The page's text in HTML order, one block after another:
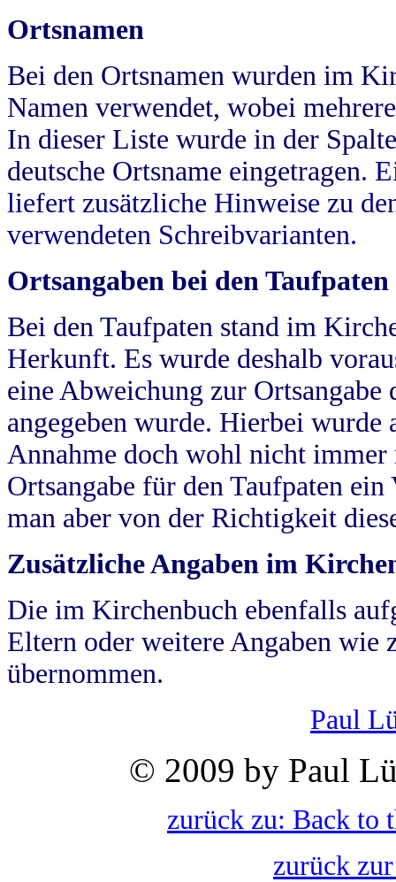
Ortsnamen
Bei den Ortsnamen wurden im
Namen verwendet, wobei
In dieser Liste wurde in der
deutsche Ortsname eingetragen.
liefert zusätzliche Hinweise zu
verwendeten Schreibvarianten.
Ortsangaben bei den Taufpaten
Bei den Taufpaten stand im
Herkunft. Es wurde deshalb
eine Abweichung zur
angegeben wurde. Hierbei wurde
Annahme doch wohl nicht
Ortsangabe für den Taufpaten
man aber von der Richtigkeit
Zusätzliche Angaben im
Die im Kirchenbuch ebenfalls
Eltern oder weitere Angaben wie
übernommen.
Paul
© 2009 by Paul
zurück zu: Back to
zurück